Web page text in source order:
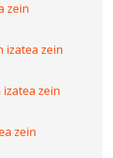
zein
izatea zein
izatea zein
zein